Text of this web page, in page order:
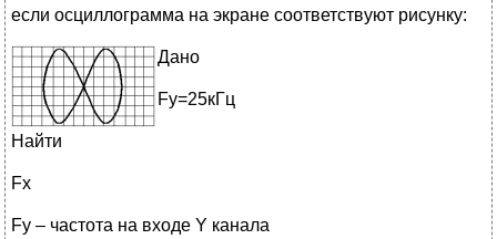
если осциллограмма на экране соответствуют рисунку:
Дано
Fy=25кГц
Найти
Fx
Fy – частота на входе Y канала